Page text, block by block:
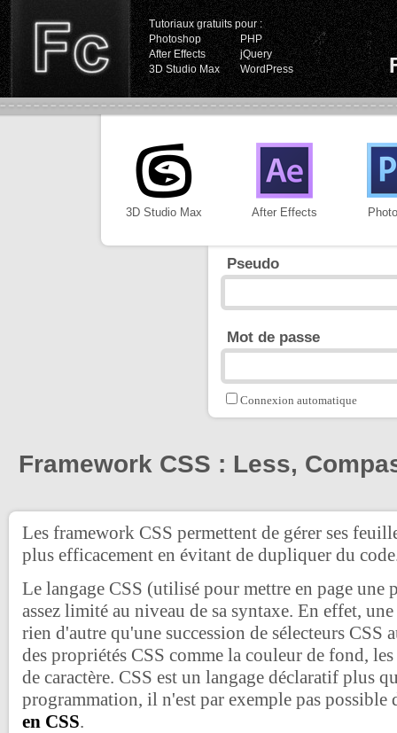
Tutoriaux gratuits pour :
Photoshop
PHP
After Effects
jQuery
3D Studio Max
WordPress
3D Studio Max After Effects
Pseudo
Mot de passe
Connexion automatique
Framework CSS : Less,
Les framework CSS permettent de gérer ses
plus efficacement en évitant de dupliquer du
Le langage CSS (utilisé pour mettre en page une
assez limité au niveau de sa syntaxe. En effet,
rien d'autre qu'une succession de sélecteurs CSS
des propriétés CSS comme la couleur de fond,
de caractère. CSS est un langage déclaratif plus
programmation, il n'est par exemple pas possible
en CSS.